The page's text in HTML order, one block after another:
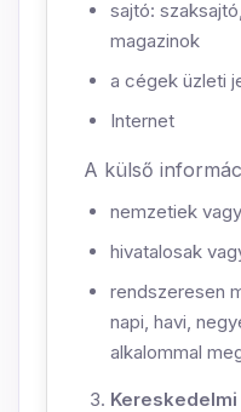
sajtó: szaksajtó,
magazinok
a cégek üzleti
Internet
A külső
nemzetiek
hivatalosak
rendszeresen
napi, havi,
alkalommal